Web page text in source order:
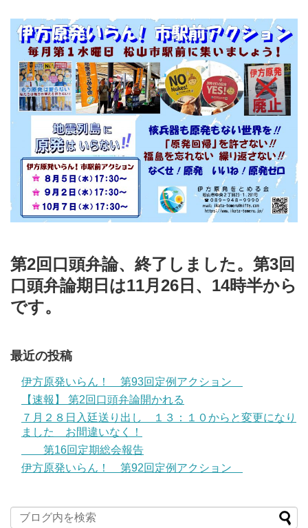
第2回口頭弁論、終了しました。第3回
口頭弁論期日は11月26日、14時半から
です。
最近の投稿
伊方原発いらん！ 第93回定例アクション
【速報】 第2回口頭弁論開かれる
７月２８日入廷送り出し １３：１０からと変更になり
ました お間違いなく！
第16回定期総会報告
伊方原発いらん！ 第92回定例アクション